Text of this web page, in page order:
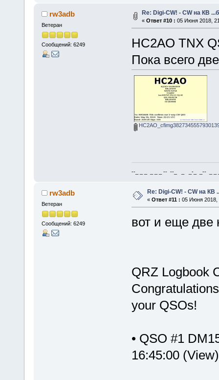
rw3adb
Ветеран
Сообщений: 6249
Re: Digi-CW! - CW на КВ
« Ответ #10 : 05 Июня 2018,
HC2AO TNX
Пока всего
--_ _ _ _ _ _ -- --_ _ _-_ _-- _ _
rw3adb
Ветеран
Сообщений: 6249
Re: Digi-CW! - CW на КВ
« Ответ #11 : 05 Июня 2018,
вот и еще две
QRZ Logbook
your QSOs!
• QSO #1
16:45:00 (View)